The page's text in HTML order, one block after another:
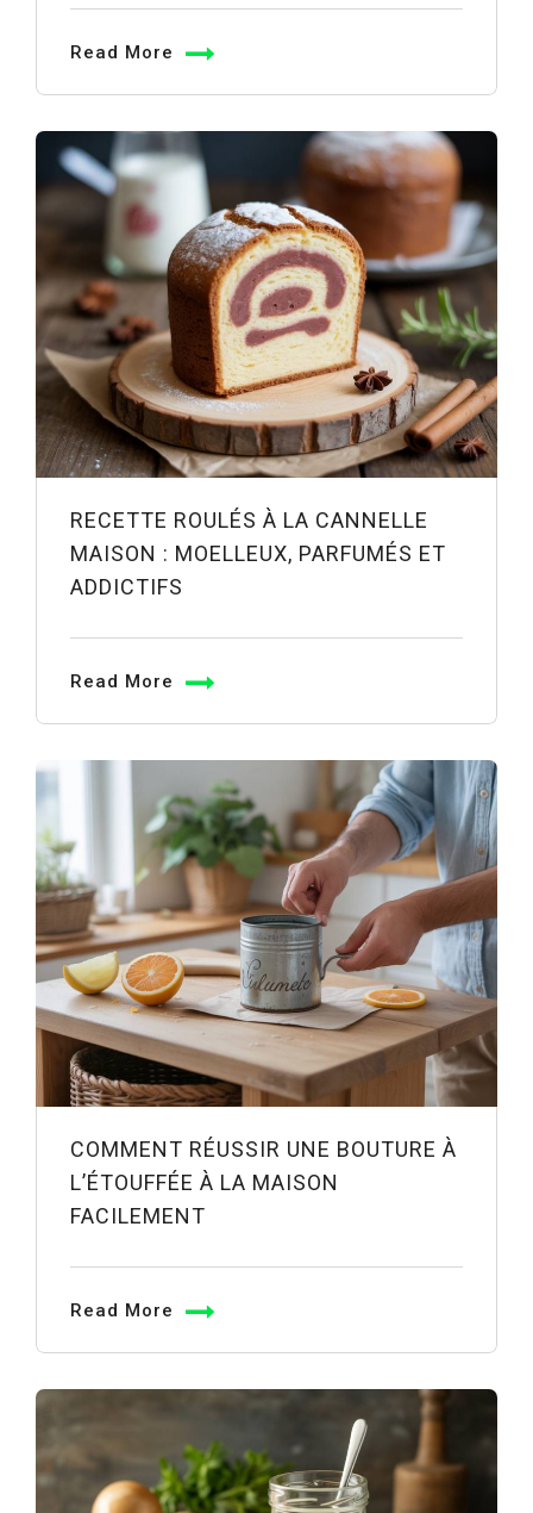
Read More
RECETTE ROULÉS À LA CANNELLE
MAISON : MOELLEUX, PARFUMÉS ET
ADDICTIFS
Read More
COMMENT RÉUSSIR UNE BOUTURE À
L’ÉTOUFFÉE À LA MAISON
FACILEMENT
Read More